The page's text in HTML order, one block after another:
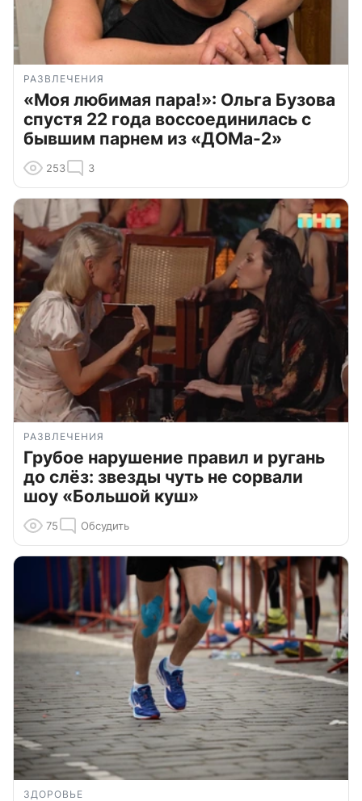
РАЗВЛЕЧЕНИЯ
«Моя любимая пара!»: Ольга Бузова
спустя 22 года воссоединилась с
бывшим парнем из «ДОМа-2»
253 3
РАЗВЛЕЧЕНИЯ
Грубое нарушение правил и ругань
до слёз: звезды чуть не сорвали
шоу «Большой куш»
75 Обсудить
ЗДОРОВЬЕ